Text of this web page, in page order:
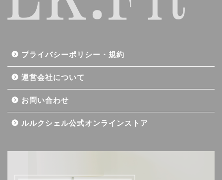
プライバシーポリシー・規約
運営会社について
お問い合わせ
ルルクシェル公式オンラインストア